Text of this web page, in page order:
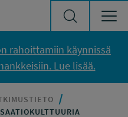
rahoittamiin käynnissä
Lue lisää.